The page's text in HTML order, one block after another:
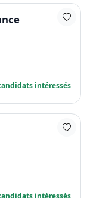
intéressés
intéressés